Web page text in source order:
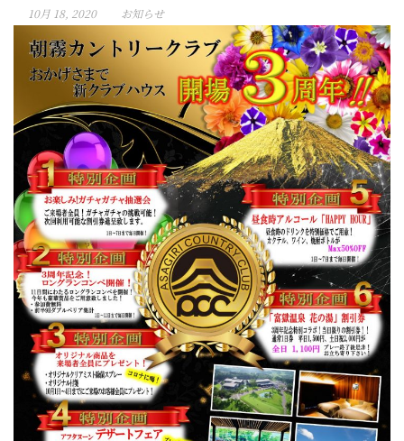
10月 18, 2020 お知らせ